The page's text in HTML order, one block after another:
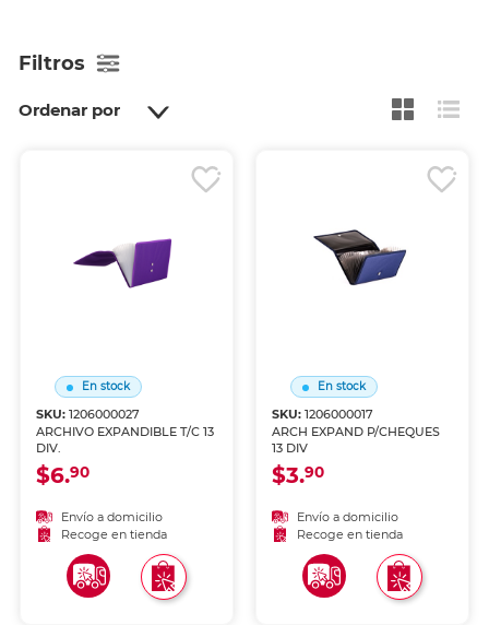
Filtros
Ordenar por
En stock
SKU:1206000027
ARCHIVO EXPANDIBLE T/C 13
DIV.
$6.90
Envío a domicilio
Recoge en tienda
En stock
SKU: 1206000017
ARCH EXPAND P/CHEQUES
13 DIV
$3.90
Envío a domicilio
Recoge en tienda